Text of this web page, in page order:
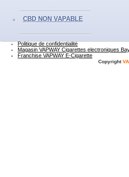
CBD NON VAPABLE
Livraisons et retours
Politique de confidentialité
Magasin VAPWAY Cigarettes electroniques
Franchise VAPWAY E-Cigarette
Copyright